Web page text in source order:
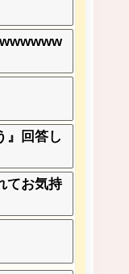
』回答し
てお気持